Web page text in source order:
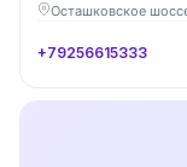
Осташковское
+79256615333